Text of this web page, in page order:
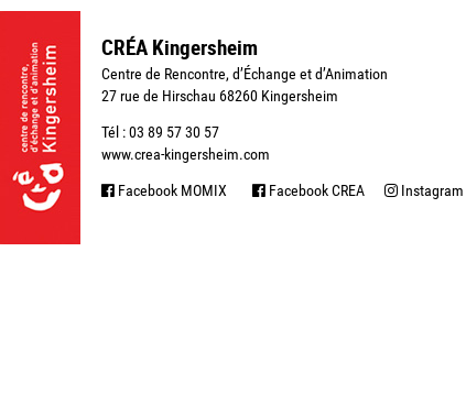
CRÉA Kingersheim
Centre de Rencontre, d’Échange et d’Animation
27 rue de Hirschau 68260 Kingersheim
Tél : 03 89 57 30 57
www.crea-kingersheim.com
Facebook MOMIX Facebook CREA